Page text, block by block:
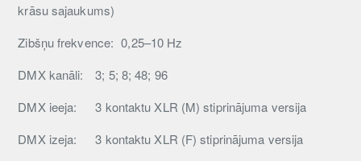
krāsu sajaukums)
Zibšņu frekvence: 0,25–10 Hz
DMX kanāli:
3; 5; 8; 48; 96
DMX ieeja:
3 kontaktu XLR (M) stiprinājuma versija
DMX izeja:
3 kontaktu XLR (F) stiprinājuma versija